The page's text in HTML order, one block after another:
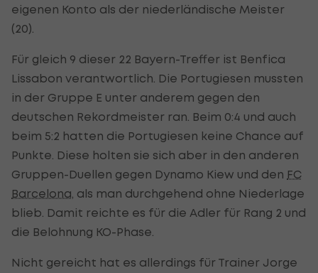
eigenen Konto als der niederländische Meister
(20).
Für gleich 9 dieser 22 Bayern-Treffer ist Benfica
Lissabon verantwortlich. Die Portugiesen mussten
in der Gruppe E unter anderem gegen den
deutschen Rekordmeister ran. Beim 0:4 und auch
beim 5:2 hatten die Portugiesen keine Chance auf
Punkte. Diese holten sie sich aber in den anderen
Gruppen-Duellen gegen Dynamo Kiew und den FC
Barcelona , als man durchgehend ohne Niederlage
blieb. Damit reichte es für die Adler für Rang 2 und
die Belohnung KO-Phase.
Nicht gereicht hat es allerdings für Trainer Jorge